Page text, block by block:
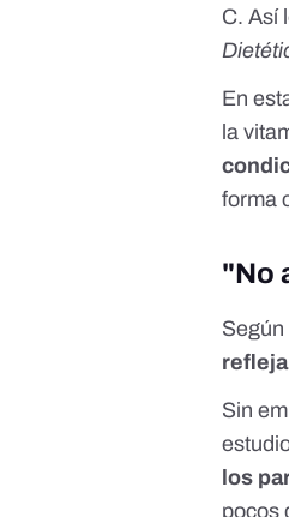
C. Así
En
la
forma
"No
Sin
los
pocos